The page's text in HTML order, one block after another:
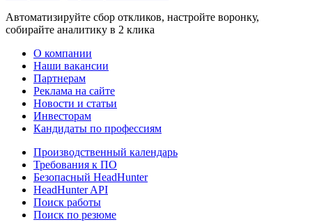
Автоматизируйте сбор откликов, настройте воронку,
собирайте аналитику в 2 клика
О компании
Наши вакансии
Партнерам
Реклама на сайте
Новости и статьи
Инвесторам
Кандидаты по профессиям
Производственный календарь
Требования к ПО
Безопасный HeadHunter
HeadHunter API
Поиск работы
Поиск по резюме